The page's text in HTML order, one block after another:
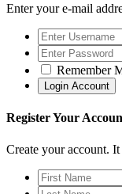
Enter your e-mail
Remember
Register Your
Create your account.